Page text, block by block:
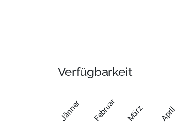
Verfügbarkeit
Jänner Februar März April